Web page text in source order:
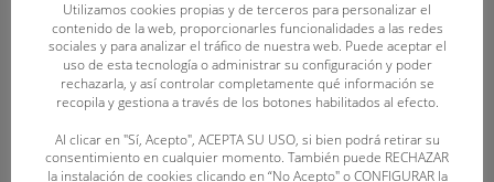
PUBLISHED IN
NOTICIAS
TAGGED UNDER:
CAMPUS
Utilizamos cookies propias y de terceros para personalizar el
contenido de la web, proporcionarles funcionalidades a las redes
sociales y para analizar el tráfico de nuestra web. Puede aceptar el
uso de esta tecnología o administrar su configuración y poder
rechazarla, y así controlar completamente qué información se
recopila y gestiona a través de los botones habilitados al efecto.
Al clicar en "Sí, Acepto", ACEPTA SU USO, si bien podrá retirar su
consentimiento en cualquier momento. También puede RECHAZAR
la instalación de cookies clicando en “No Acepto" o CONFIGURAR la